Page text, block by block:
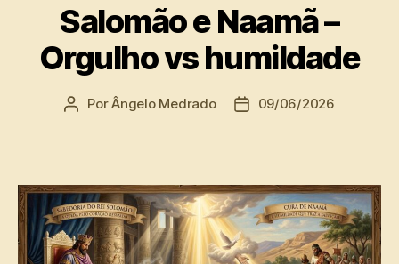
Salomão e Naamã –
Orgulho vs humildade
Autor
PorÂngelo Medrado
Data09/06/2026